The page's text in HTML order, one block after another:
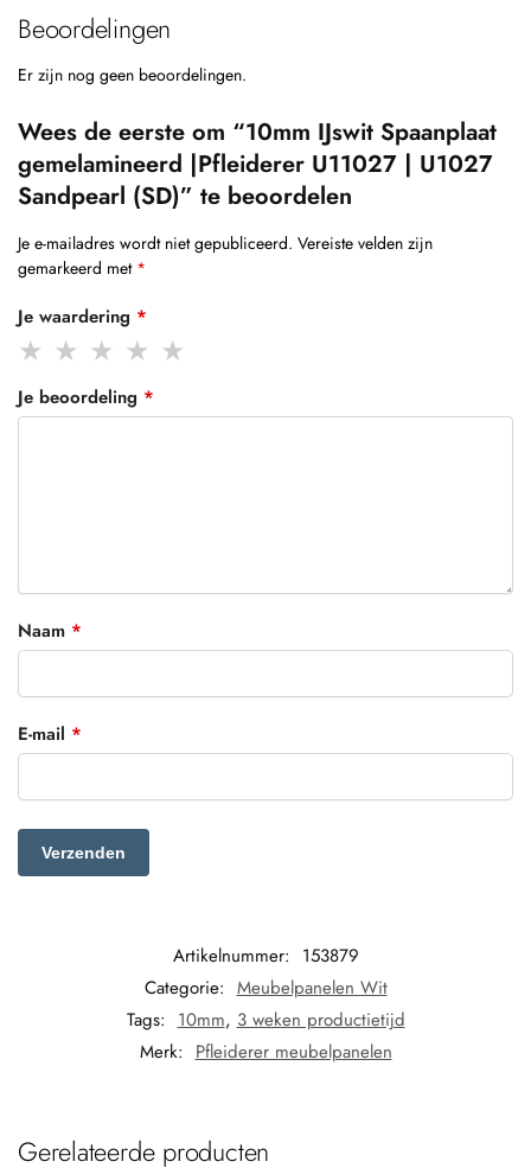
Beoordelingen
Er zijn nog geen beoordelingen.
Wees de eerste om “10mm IJswit Spaanplaat
gemelamineerd |Pfleiderer U11027 | U1027
Sandpearl (SD)” te beoordelen
Je e-mailadres wordt niet gepubliceerd. Vereiste velden zijn
gemarkeerd met *
Je waardering *
Je beoordeling *
Naam *
E-mail *
Artikelnummer: 153879
Categorie: Meubelpanelen Wit
Tags: 10mm, 3 weken productietijd
Merk: Pfleiderer meubelpanelen
Gerelateerde producten